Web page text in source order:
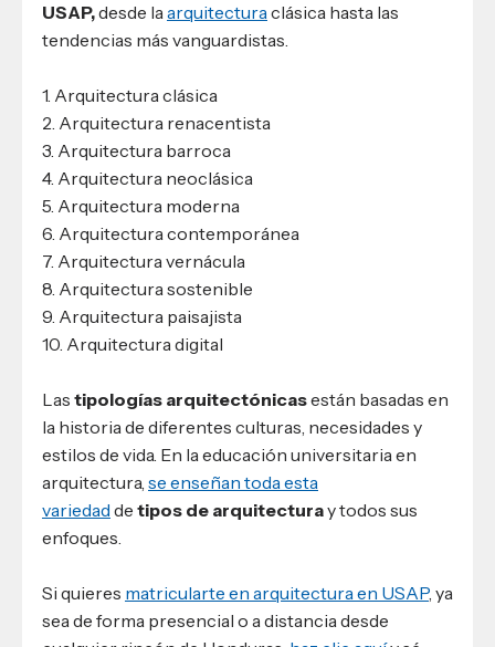
USAP,desde laarquitecturaclásica hasta las
tendencias más vanguardistas.
1. Arquitectura clásica
2. Arquitectura renacentista
3. Arquitectura barroca
4. Arquitectura neoclásica
5. Arquitectura moderna
6. Arquitectura contemporánea
7. Arquitectura vernácula
8. Arquitectura sostenible
9. Arquitectura paisajista
10. Arquitectura digital
Las tipologías arquitectónicasestán basadas en
la historia de diferentes culturas, necesidades y
estilos de vida. En la educación universitaria en
arquitectura, se enseñan toda esta
variedad de tipos de arquitecturay todos sus
enfoques.
Si quieres matricularte en arquitectura en USAP, ya
sea de forma presencial o a distancia desde